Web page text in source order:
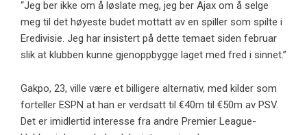
“Jeg ber ikke om å løslate meg, jeg ber Ajax om å selge
meg til det høyeste budet mottatt av en spiller som spilte i
Eredivisie. Jeg har insistert på dette temaet siden februar
slik at klubben kunne gjenoppbygge laget med fred i sinnet.”
Gakpo, 23, ville være et billigere alternativ, med kilder som
forteller ESPN at han er verdsatt til €40m til €50m av PSV.
Det er imidlertid interesse fra andre Premier League-